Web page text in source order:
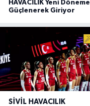
HAVACILIK Yeni Döneme
Güçlenerek Giriyor
SIVIL HAVACILIK